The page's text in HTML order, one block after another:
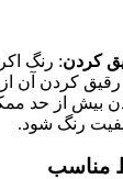
کردن: رنگ
رقیق کردن آن
بیش از حد
رنگ شود.